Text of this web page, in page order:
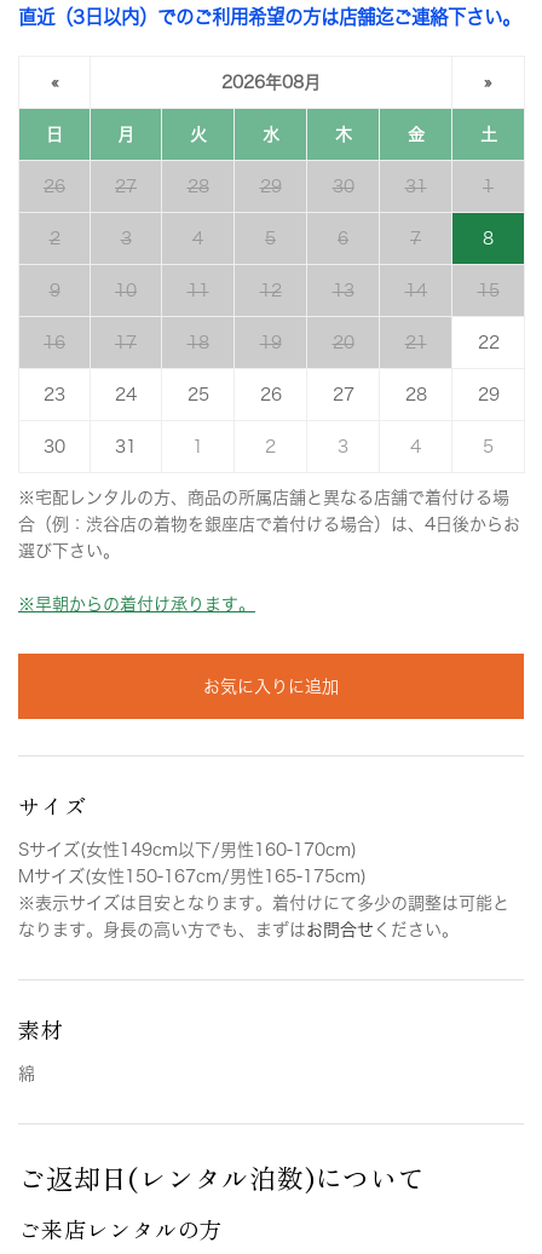
直近（3日以内）でのご利用希望の方は店舗迄ご連絡下さい。
« 2026年08月 »
日 月 火 水 木 金 土
26 27 28 29 30 31 1
2 3 4 5 6 7 8
9 10 11 12 13 14 15
16 17 18 19 20 21 22
23 24 25 26 27 28 29
30 31 2 3 4 5
※宅配レンタルの方、商品の所属店舗と異なる店舗で着付ける場
合（例：渋谷店の着物を銀座店で着付ける場合）は、4日後からお
選び下さい。
※早朝からの着付け承ります。
お気に入りに追加
サイズ
Sサイズ(女性149cm以下/男性160-170cm)
Mサイズ(女性150-167cm/男性165-175cm)
※表示サイズは目安となります。着付けにて多少の調整は可能と
なります。身長の高い方でも、まずはお問合せ ください。
素材
綿
ご返却日(レンタル泊数)について
ご来店レンタルの方